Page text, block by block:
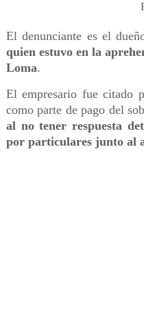
El denunciante es el
quien estuvo en la
Loma.
El empresario fue citado
como parte de pago del
al no tener respuesta
por particulares junto al